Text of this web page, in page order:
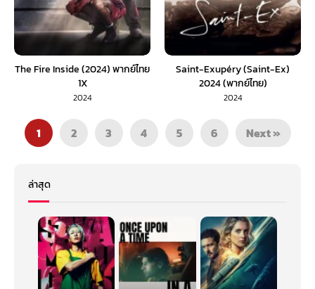
The Fire Inside (2024) พากย์ไทย
1X
2024
Saint-Exupéry (Saint-Ex)
2024 (พากย์ไทย)
2024
1 2 3 4 5 6 Next »
ล่าสุด